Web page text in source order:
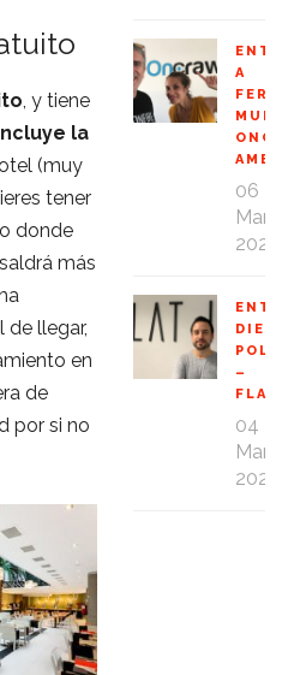
, y tiene
la
(muy
tener
donde
más
llegar,
en
de
por si no
A
06
Mar
2020
DIEGO
POLO
–
04
Mar
2020